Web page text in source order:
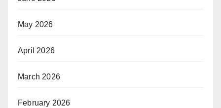
May 2026
April 2026
March 2026
February 2026